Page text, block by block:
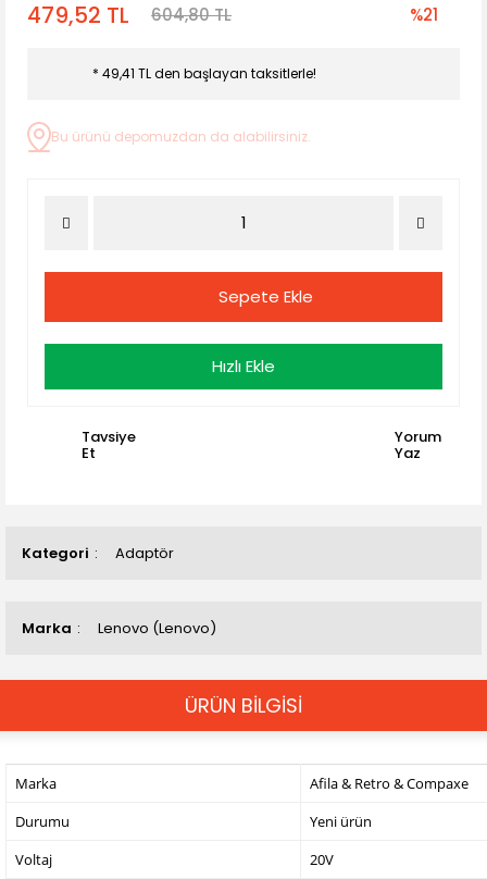
Kategori Adaptör
Marka Lenovo (Lenovo)
479,52 TL 604,80 TL %21
* 49,41 TL den başlayan taksitlerle!
Bu ürünü depomuzdan da alabilirsiniz.
Sepete Ekle
Hızlı Ekle
Tavsiye
Et
Yorum
Yaz
ÜRÜN BİLGİSİ
Marka
Afila & Retro & Compaxe
Durumu
Yeni ürün
Voltaj
20V